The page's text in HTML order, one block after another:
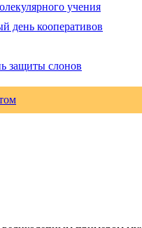
учения
день кооперативов
защиты слонов